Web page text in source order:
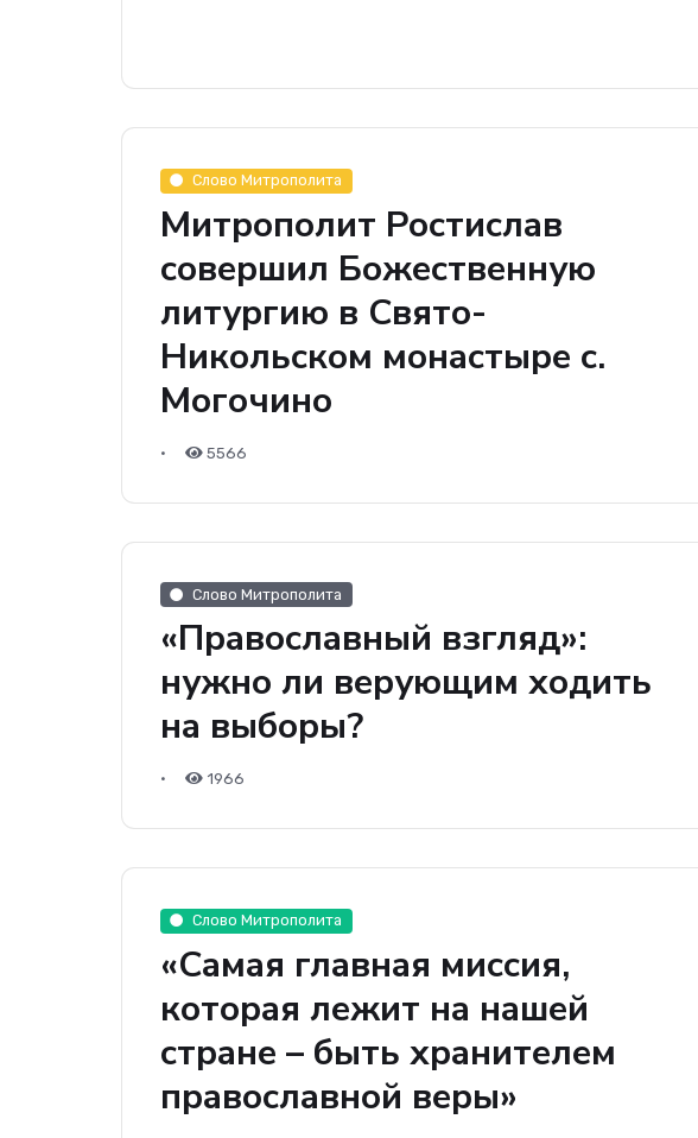
Слово Митрополита
Митрополит Ростислав
совершил Божественную
литургию в Свято-
Никольском монастыре с.
Могочино
• 5566
Слово Митрополита
«Православный взгляд»:
нужно ли верующим ходить
на выборы?
• 1966
Слово Митрополита
«Самая главная миссия,
которая лежит на нашей
стране – быть хранителем
православной веры»